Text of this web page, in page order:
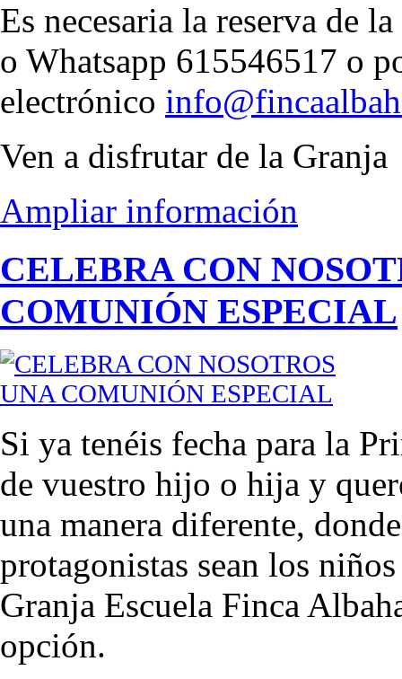
Es necesaria la reserva de
o Whatsapp 615546517 o
electrónico
Ven a disfrutar de la Granja
Ampliar información
CELEBRA CON
COMUNIÓN ESPECIAL
Si ya tenéis fecha para la
de vuestro hijo o hija y
una manera diferente,
protagonistas sean los
Granja Escuela Finca
opción.